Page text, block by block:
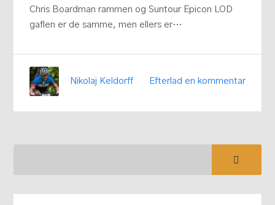
Chris Boardman rammen og Suntour Epicon LOD
gaflen er de samme, men ellers er…
Efterlad en kommentar
Nikolaj Keldorff